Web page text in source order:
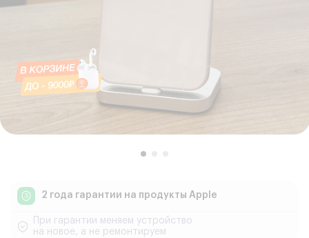
2 года гарантии на продукты Apple
При гарантии меняем устройство
на новое, а не ремонтируем